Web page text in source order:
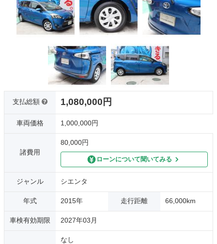
支払総額 1,080,000円
車両価格 1,000,000円
諸費用
80,000円
ローンについて聞いてみる
ジャンル シエンタ
年式 2015年 走行距離 66,000km
車検有効期限 2027年03月
なし